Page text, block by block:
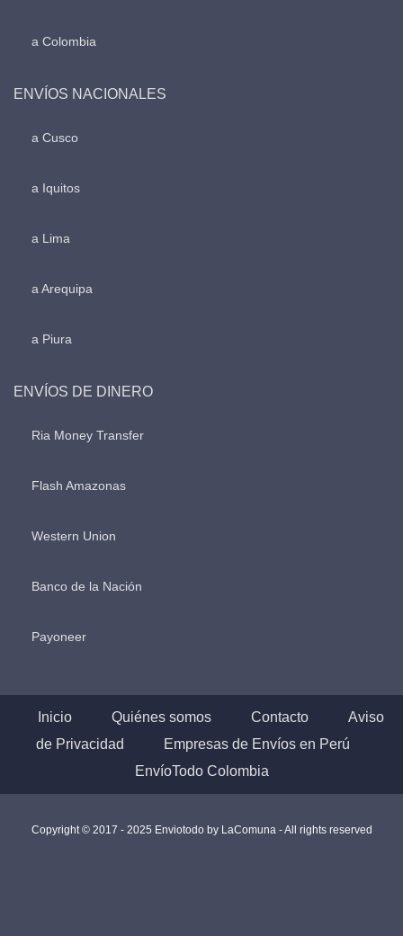
a Colombia
ENVÍOS NACIONALES
a Cusco
a Iquitos
a Lima
a Arequipa
a Piura
ENVÍOS DE DINERO
Ria Money Transfer
Flash Amazonas
Western Union
Banco de la Nación
Payoneer
Inicio Quiénes somos Contacto
Aviso
de Privacidad
Empresas de Envíos en Perú
EnvíoTodo Colombia
Copyright © 2017 - 2025 Enviotodo by LaComuna- All rights reserved